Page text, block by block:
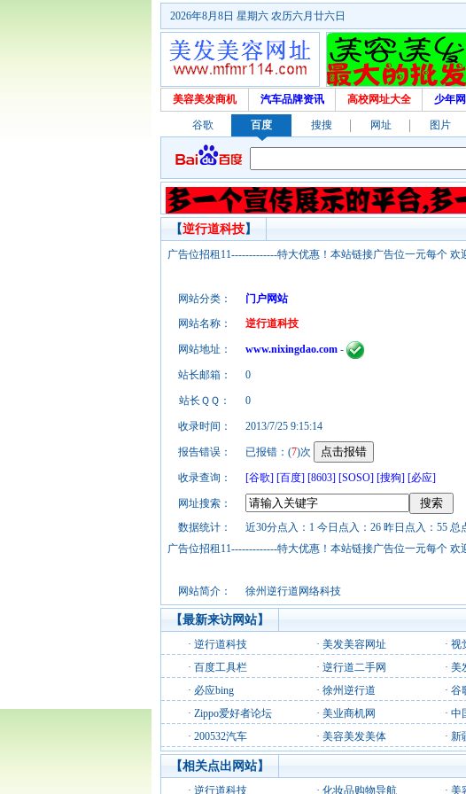
2026年8月8日 星期六 农历六月廿六日
美容美发商机 汽车品牌资讯 高校网址大全 少年
谷歌 百度 搜搜 网址 图片
【逆行道科技】
广告位招租11-------------特大优惠！本站链接广告位一元每个
网站分类：
门户网站
网站名称： 逆行道科技
网站地址： www.nixingdao.com -
站长邮箱： 0
站长ＱＱ： 0
收录时间： 2013/7/25 9:15:14
报告错误： 已报错：(7)次
收录查询： [谷歌] [百度] [8603] [SOSO] [搜狗] [必应]
网址搜索：
数据统计：
近30分点入：1 今日点入：26 昨日点入：55 总
广告位招租11-------------特大优惠！本站链接广告位一元每个
网站简介：
徐州逆行道网络科技
【最新来访网站】
· 逆行道科技 · 美发美容网址 · 视
· 百度工具栏 · 逆行道二手网 · 美
· 必应bing · 徐州逆行道 · 谷
· Zippo爱好者论坛 · 美业商机网 · 中
· 200532汽车 · 美容美发美体 · 新
【相关点出网站】
· 逆行道科技 · 化妆品购物导航 · 美